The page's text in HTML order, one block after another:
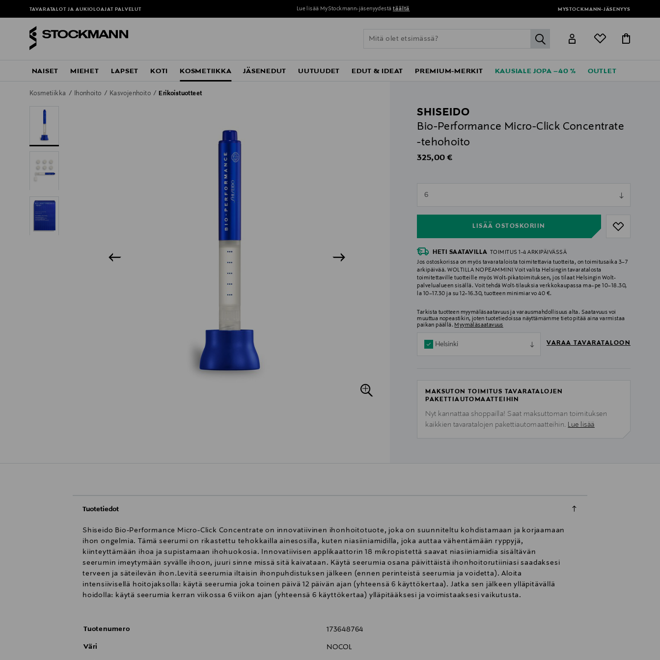
TAVARATALOT JA AUKIOLOAJAT PALVELUT Perustoimitus 0 € yli 120 euron ostoksista! MYSTOCKMANN-JÄSENYYS
label.header.go
NAISET MIEHET LAPSET KOTI KOSMETIIKKA JÄSENEDUT UUTUUDET EDUT & IDEAT PREMIUM-MERKIT KAUSIALE JOPA –40 % OUTLET
Kosmetiikka Ihonhoito Kasvojenhoito Erikoistuotteet
SHISEIDO
Bio-Performance Micro-Click Concentrate
-tehohoito
Original Price
325,00 €
6
LISÄÄ OSTOSKORIIN
HETI SAATAVILLA
TOIMITUS 1-4 ARKIPÄIVÄSSÄ
Jos ostoskorissa on myös tavarataloista toimitettavia tuotteita, on toimitusaika 3–7
arkipäivää. WOLTILLA NOPEAMMIN! Voit valita Helsingin tavaratalosta
toimitettaville tuotteille myös Wolt-pikatoimituksen, jos tilaat Helsingin Wolt-
palvelualueen sisällä. Voit tehdä Wolt-tilauksia verkkokaupassa ma–pe 10–18.30,
la 10–17.30 ja su 12–16.30, tuotteen minimiarvo 40 €.
Tarkista tuotteen myymäläsaatavuus ja varausmahdollisuus alta. Saatavuus voi
muuttua nopeastikin, joten tuotetiedoissa näyttämämme tieto pitää aina varmistaa
paikan päällä. Myymäläsaatavuus
Helsinki VARAA TAVARATALOON
MAKSUTON TOIMITUS TAVARATALOJEN
PAKETTIAUTOMAATTEIHIN
Nyt kannattaa shoppailla! Saat maksuttoman toimituksen
kaikkien tavaratalojen pakettiautomaatteihin. Lue lisää
Tuotetiedot
Shiseido Bio-Performance Micro-Click Concentrate on innovatiivinen ihonhoitotuote, joka on suunniteltu kohdistamaan ja korjaamaan
ihon ongelmia. Tämä seerumi on rikastettu tehokkailla ainesosilla, kuten niasiiniamidilla, joka auttaa vähentämään ryppyjä,
kiinteyttämään ihoa ja supistamaan ihohuokosia. Innovatiivisen applikaattorin 18 mikropistettä saavat niasiiniamidia sisältävän
seerumin imeytymään syvälle ihoon, juuri sinne missä sitä kaivataan. Käytä seerumia osana päivittäistä ihonhoitorutiiniasi saadaksesi
terveen ja säteilevän ihon.Levitä seerumia iltaisin ihonpuhdistuksen jälkeen (ennen perinteistä seerumia ja voidetta). Aloita
intensiivisellä hoitojaksolla: käytä seerumia joka toinen päivä 12 päivän ajan (yhteensä 6 käyttökertaa). Jatka sen jälkeen ylläpitävällä
hoidolla: käytä seerumia kerran viikossa 6 viikon ajan (yhteensä 6 käyttökertaa) ylläpitääksesi ja voimistaaksesi vaikutusta.
Tuotenumero 173648764
Väri NOCOL